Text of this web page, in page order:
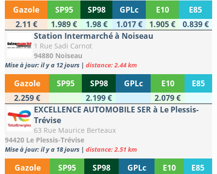
Gazole SP95 SP98 GPLc E10
E85
2.11 €
1.989 € 1.98 € 1.017 € 1.905 €
0.839 €
Station Intermarché à Noiseau
1 Rue Sadi Carnot
94880 Noiseau
Mise à jour: il y a 12 jours | distance: 2.44 km
Gazole SP95 SP98 GPLc E10
E85
2.259 €
2.199 €
2.079 €
EXCELLENCE AUTOMOBILE SER à Le Plessis-
Trévise
63 Rue Maurice Berteaux
94420 Le Plessis-Trévise
Mise à jour: il y a 18 jours | distance: 2.51 km
Gazole SP95 SP98 GPLc E10
E85